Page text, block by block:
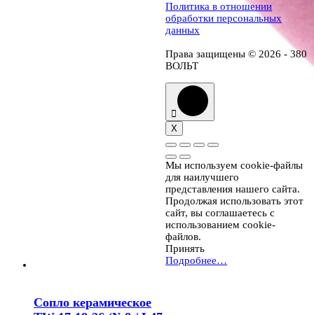
Сопло керамическое
Политика в отношении
обработки персональных
данных
Права защищены © 2026 - 380
ВОЛЬТ
X
Мы используем cookie-файлы
для наилучшего
представления нашего сайта.
Продолжая использовать этот
сайт, вы соглашаетесь с
использованием cookie-
файлов.
Принять
Подробнее…